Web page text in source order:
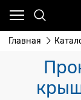
Главная